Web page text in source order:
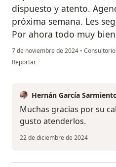
dispuesto y atento.
próxima semana. Les
Por ahora todo muy
7 de noviembre de 2024 •
en opinión del usuario María Angélica
Reportar
Hernán García
Muchas gracias por su
gusto atenderlos.
22 de diciembre de 2024